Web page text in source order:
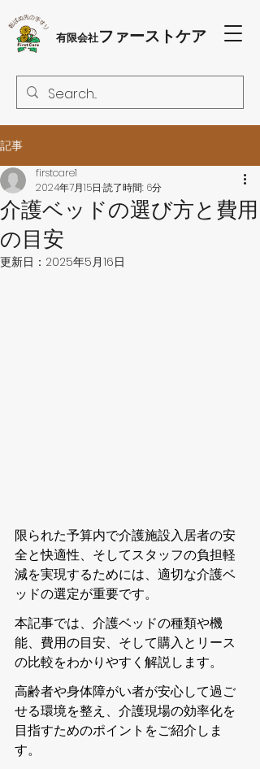
有限会社ファーストケア
記事
介護ベッドの選び方と費用
の目安
firstcare1
2024年7月15日 読了時間: 6分
更新日： 2025年5月16日
限られた予算内で介護施設入居者の安
全と快適性、そしてスタッフの負担軽
減を実現するためには、適切な介護ベ
ッドの選定が重要です。
本記事では、介護ベッドの種類や機
能、費用の目安、そして購入とリース
の比較をわかりやすく解説します。
高齢者や身体障がい者が安心して過ご
せる環境を整え、介護現場の効率化を
目指すためのポイントをご紹介しま
す。